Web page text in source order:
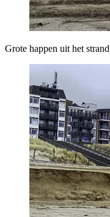
Grote happen uit het